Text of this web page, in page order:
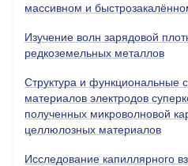
массивном и
Изучение волн зарядовой
редкоземельных металлов
Структура и функциональные
материалов электродов
полученных микроволновой
целлюлозных материалов
Исследование капиллярного